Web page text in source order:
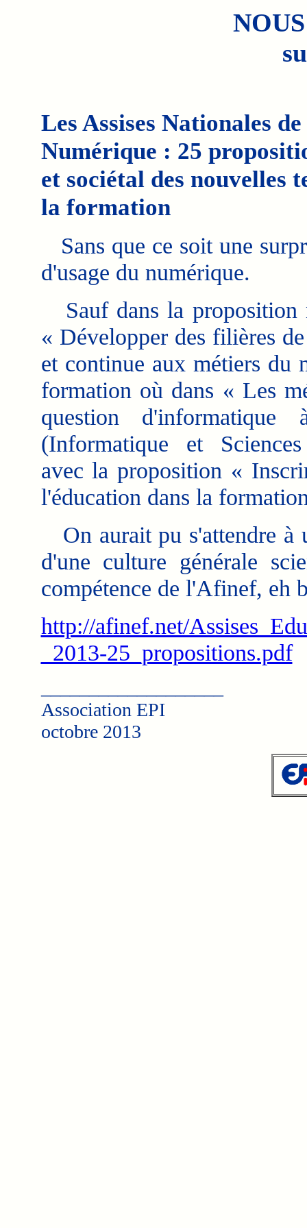
Les Assises Nationales
Numérique : 25
et sociétal des nouvelles
la formation
Sans que ce soit une
d'usage du numérique.
Sauf dans la proposition
« Développer des filières
et continue aux métiers du
formation où dans « Les
question
(Informatique et
avec la proposition «
l'éducation dans la
On aurait pu s'attendre à
d'une culture générale
compétence de l'Afinef, eh
http://afinef.net/
_2013-25_propositions.pdf
Association EPI
octobre 2013